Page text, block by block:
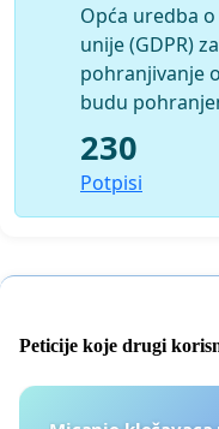
Opća uredba
unije (GDPR)
pohranjivanje
budu
230
Potpisi
Peticije koje drugi